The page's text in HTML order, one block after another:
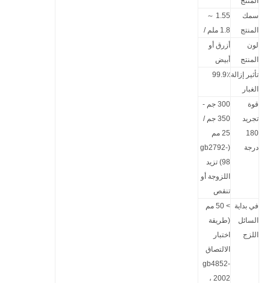
سمك
المنتج
1.55 ～
1.8 ملم /
لون
المنتج
أزرق أو
أبيض
تأثير إزالة
الغبار
99.9٪
قوة
تجريد
180
درجة
300 جم -
350 جم /
25 مم
(gb2792-
98) تزيد
اللزوجة أو
تنقص
في بداية
السائل
اللزج
> 50 مم
(طريقة
اختبار
الالتصاق
gb4852-
2002 ،